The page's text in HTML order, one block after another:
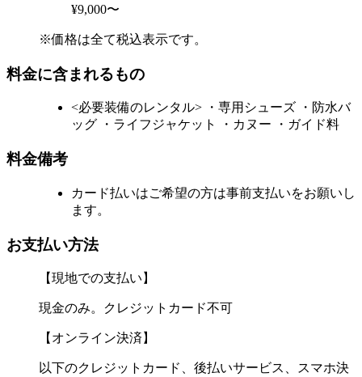
¥9,000〜
※価格は全て税込表示です。
料金に含まれるもの
<必要装備のレンタル> ・専用シューズ ・防水バ
ッグ ・ライフジャケット ・カヌー ・ガイド料
料金備考
カード払いはご希望の方は事前支払いをお願いし
ます。
お支払い方法
【現地での支払い】
現金のみ。クレジットカード不可
【オンライン決済】
以下のクレジットカード、後払いサービス、スマホ決